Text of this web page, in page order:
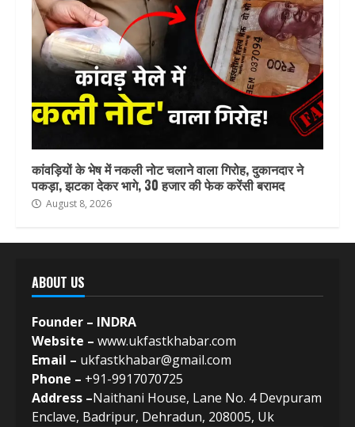
कांवड़ियों के भेष में नकली नोट चलाने वाला गिरोह, दुकानदार ने
पकड़ा, झटका देकर भागे, 30 हजार की फेक करेंसी बरामद
August 8, 2026
ABOUT US
Founder – INDRA
Website – www.ukfastkhabar.com
Email – ukfastkhabar@gmail.com
Phone – +91-9917070725
Address –Naithani House, Lane No. 4 Devpuram
Enclave, Badripur, Dehradun, 208005, Uk